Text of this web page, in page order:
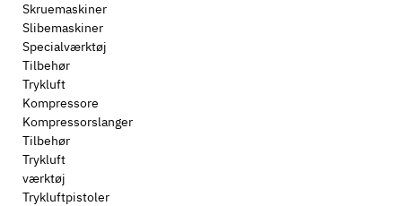
Skruemaskiner
Slibemaskiner
Specialværktøj
Tilbehør
Trykluft
Kompressore
Kompressorslanger
Tilbehør
Trykluft
værktøj
Trykluftpistoler